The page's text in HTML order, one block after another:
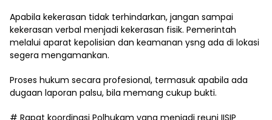
Apabila kekerasan tidak terhindarkan, jangan sampai
kekerasan verbal menjadi kekerasan fisik. Pemerintah
melalui aparat kepolisian dan keamanan ysng ada di lokasi
segera mengamankan.
Proses hukum secara profesional, termasuk apabila ada
dugaan laporan palsu, bila memang cukup bukti.
# Rapat koordinasi Polhukam yang menjadi reuni IISIP